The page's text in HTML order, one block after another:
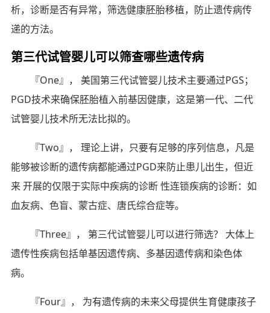
析，诊断是否有异常，筛选健康胚胎移植，防止遗传病传
递的方法。
第三代试管婴儿可以筛查哪些遗传病
『One』， 美国第三代试管婴儿技术主要通过PGS；
PGD技术来确保胚胎植入前基因健康，这是第一代、二代
试管婴儿技术所无法比拟的。
『Two』， 理论上讲，只要有足够的序列信息，凡是
能够被诊断的遗传病都能通过PGD来防止患儿出生，但近
来 开展的仅限于实际中疾病的诊断 性连锁疾病的诊断：如
血友病、色盲、蒙古症、唐氏综合症等。
『Three』， 第三代试管婴儿可以进行筛选？ 大体上
遗传性疾病包括单基因遗传病、多基因遗传病和染色体
病。
『Four』， 为有遗传病的未来父母提供生育健康孩子